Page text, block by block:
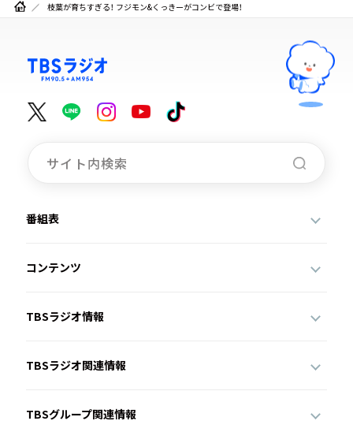
枝葉が育ちすぎる！ フジモン&くっきーがコンビで登場！
番組表
コンテンツ
TBSラジオ情報
TBSラジオ関連情報
TBSグループ関連情報